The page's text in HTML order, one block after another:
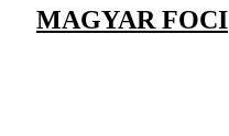
MAGYAR FOCI